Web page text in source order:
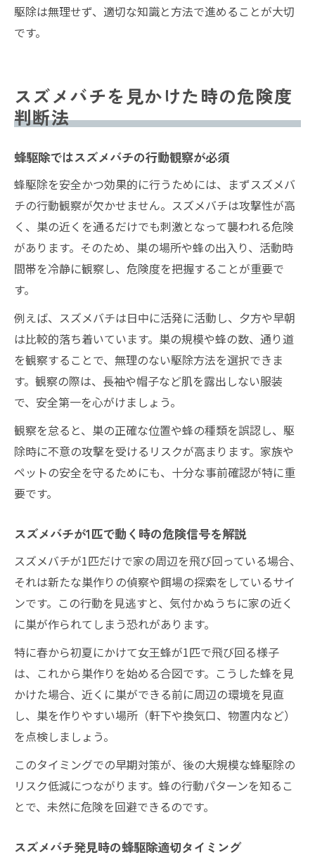
駆除は無理せず、適切な知識と方法で進めることが大切
です。
スズメバチを見かけた時の危険度
判断法
蜂駆除ではスズメバチの行動観察が必須
蜂駆除を安全かつ効果的に行うためには、まずスズメバ
チの行動観察が欠かせません。スズメバチは攻撃性が高
く、巣の近くを通るだけでも刺激となって襲われる危険
があります。そのため、巣の場所や蜂の出入り、活動時
間帯を冷静に観察し、危険度を把握することが重要で
す。
例えば、スズメバチは日中に活発に活動し、夕方や早朝
は比較的落ち着いています。巣の規模や蜂の数、通り道
を観察することで、無理のない駆除方法を選択できま
す。観察の際は、長袖や帽子など肌を露出しない服装
で、安全第一を心がけましょう。
観察を怠ると、巣の正確な位置や蜂の種類を誤認し、駆
除時に不意の攻撃を受けるリスクが高まります。家族や
ペットの安全を守るためにも、十分な事前確認が特に重
要です。
スズメバチが1匹で動く時の危険信号を解説
スズメバチが1匹だけで家の周辺を飛び回っている場合、
それは新たな巣作りの偵察や餌場の探索をしているサイ
ンです。この行動を見逃すと、気付かぬうちに家の近く
に巣が作られてしまう恐れがあります。
特に春から初夏にかけて女王蜂が1匹で飛び回る様子
は、これから巣作りを始める合図です。こうした蜂を見
かけた場合、近くに巣ができる前に周辺の環境を見直
し、巣を作りやすい場所（軒下や換気口、物置内など）
を点検しましょう。
このタイミングでの早期対策が、後の大規模な蜂駆除の
リスク低減につながります。蜂の行動パターンを知るこ
とで、未然に危険を回避できるのです。
スズメバチ発見時の蜂駆除適切タイミング